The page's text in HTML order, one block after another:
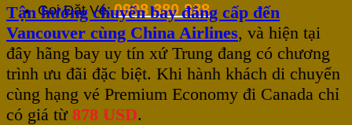
Gọi Đặt Vé: 0908 380 888
Tận hưởng chuyến bay đẳng cấp đến
Vancouver cùng China Airlines, và hiện tại
đây hãng bay uy tín xứ Trung đang có chương
trình ưu đãi đặc biệt. Khi hành khách di chuyển
cùng hạng vé Premium Economy đi Canada chỉ
có giá từ 878 USD.